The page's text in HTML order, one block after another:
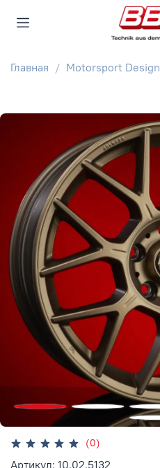
Главная Motorsport Design
(0)
Артикул: 10.02.5132